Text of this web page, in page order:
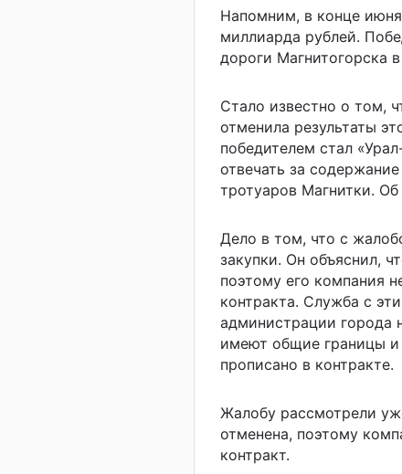
Напомним, в конце июня
миллиарда рублей.
дороги Магнитогорска
Стало известно о том,
отменила результаты
победителем стал
отвечать за
тротуаров Магнитки.
Дело в том, что с
закупки. Он объяснил,
поэтому его компания
контракта. Служба с
администрации города
имеют общие границы и
прописано в контракте.
Жалобу рассмотрели
отменена, поэтому
контракт.